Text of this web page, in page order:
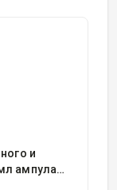
и
ампула